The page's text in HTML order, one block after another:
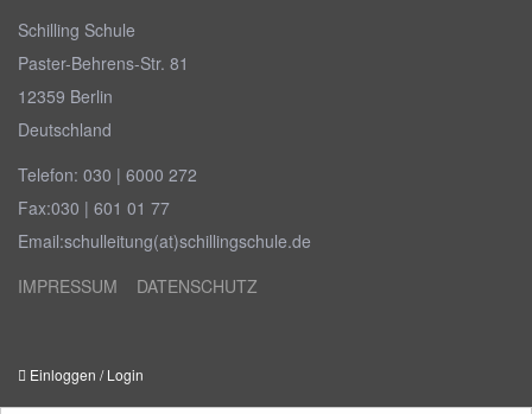
Schilling Schule
Paster-Behrens-Str. 81
12359 Berlin
Deutschland
Telefon: 030 | 6000 272
Fax:030 | 601 01 77
Email:schulleitung(at)schillingschule.de
IMPRESSUM
DATENSCHUTZ
Einloggen /Login